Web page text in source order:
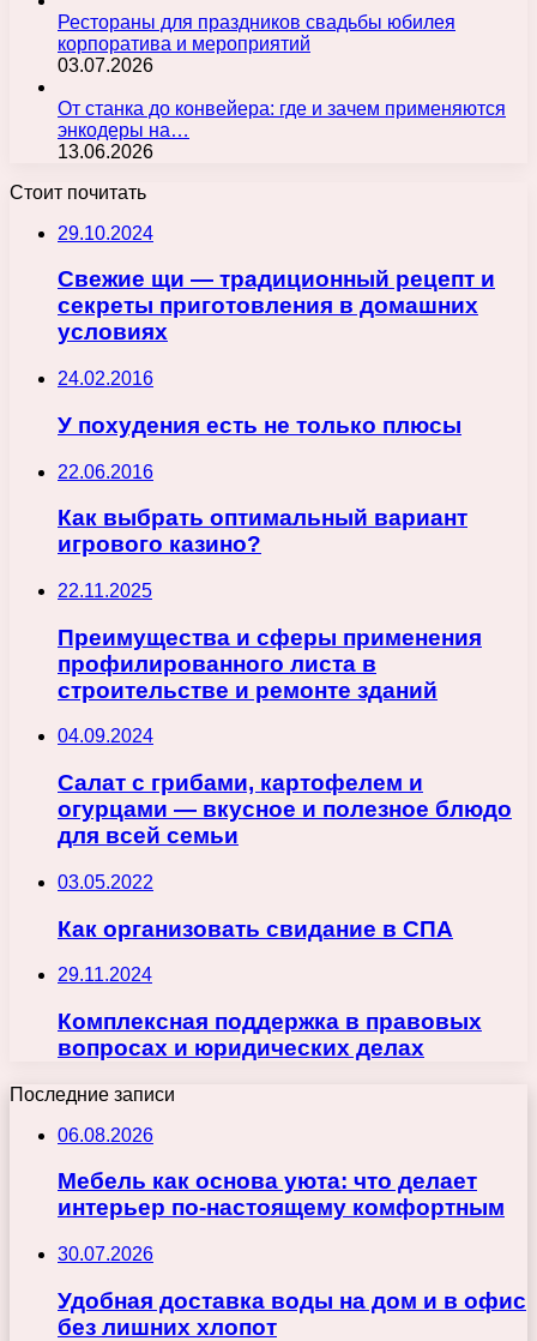
Рестораны для праздников свадьбы юбилея
корпоратива и мероприятий
03.07.2026
От станка до конвейера: где и зачем применяются
энкодеры на…
13.06.2026
Стоит почитать
29.10.2024
Свежие щи — традиционный рецепт и
секреты приготовления в домашних
условиях
24.02.2016
У похудения есть не только плюсы
22.06.2016
Как выбрать оптимальный вариант
игрового казино?
22.11.2025
Преимущества и сферы применения
профилированного листа в
строительстве и ремонте зданий
04.09.2024
Салат с грибами, картофелем и
огурцами — вкусное и полезное блюдо
для всей семьи
03.05.2022
Как организовать свидание в СПА
29.11.2024
Комплексная поддержка в правовых
вопросах и юридических делах
Последние записи
06.08.2026
Мебель как основа уюта: что делает
интерьер по-настоящему комфортным
30.07.2026
Удобная доставка воды на дом и в офис
без лишних хлопот